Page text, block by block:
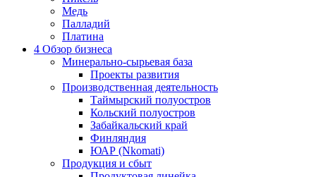
Медь
Палладий
Платина
4 Обзор бизнеса
Минерально-сырьевая база
Проекты развития
Производственная деятельность
Таймырский полуостров
Кольский полуостров
Забайкальский край
Финляндия
ЮАР (Nkomati)
Продукция и сбыт